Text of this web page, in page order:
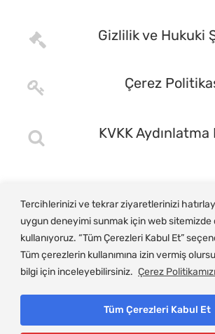
Tercihlerinizi ve tekrar ziyaretlerinizi
uygun deneyimi sunmak için web sitemizde
kullanıyoruz. “Tüm Çerezleri Kabul Et”
Tüm çerezlerin kullanımına izin vermiş
bilgi için inceleyebilirsiniz. Çerez Politikamızı
Tüm Çerezleri Kabul Et
Gizlilik ve Hukuki
Çerez
KVKK